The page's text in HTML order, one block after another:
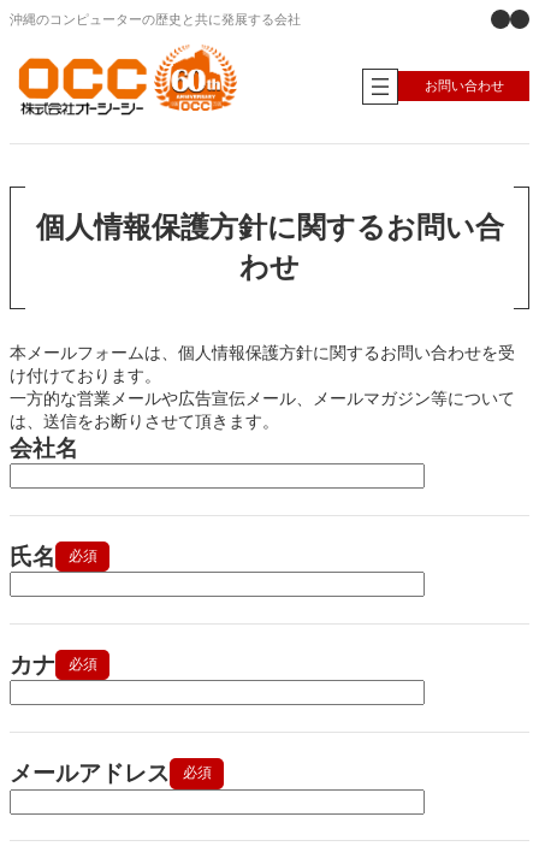
内
を
ス
キ
沖縄のコンピューターの歴史と共に発展する会社 X
お問い合わせ
個人情報保護方針に関するお問い合
わせ
本メールフォームは、個人情報保護方針に関するお問い合わせを受
け付けております。
一方的な営業メールや広告宣伝メール、メールマガジン等について
は、送信をお断りさせて頂きます。
会社名
氏名 必須
カナ 必須
メールアドレス 必須